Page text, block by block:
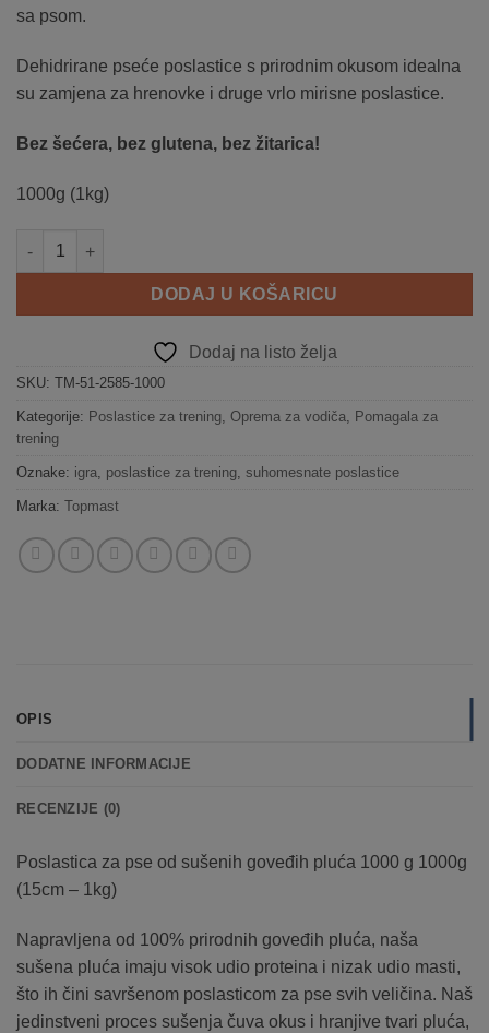
sa psom.
Dehidrirane pseće poslastice s prirodnim okusom idealna
su zamjena za hrenovke i druge vrlo mirisne poslastice.
Bez šećera, bez glutena, bez žitarica!
1000g (1kg)
Poslastica za pse od sušenih goveđih pluća 1000 g količina
DODAJ U KOŠARICU
Dodaj na listo želja
SKU: TM-51-2585-1000
Kategorije: Poslastice za trening, Oprema za vodiča, Pomagala za
trening
Oznake: igra, poslastice za trening, suhomesnate poslastice
Marka: Topmast
OPIS
DODATNE INFORMACIJE
RECENZIJE (0)
Poslastica za pse od sušenih goveđih pluća 1000 g 1000g
(15cm – 1kg)
Napravljena od 100% prirodnih goveđih pluća, naša
sušena pluća imaju visok udio proteina i nizak udio masti,
što ih čini savršenom poslasticom za pse svih veličina. Naš
jedinstveni proces sušenja čuva okus i hranjive tvari pluća,